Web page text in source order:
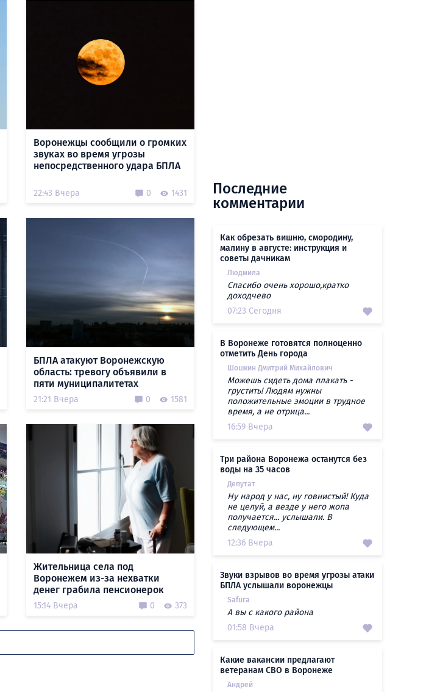
Воронежцы сообщили о громких
звуках во время угрозы
непосредственного удара БПЛА
22:43 Вчера 0 1431
БПЛА атакуют Воронежскую
область: тревогу объявили в
пяти муниципалитетах
21:21 Вчера 0 1581
Жительница села под
Воронежем из-за нехватки
денег грабила пенсионерок
15:14 Вчера 0 373
Последние
комментарии
Как обрезать вишню, смородину,
малину в августе: инструкция и
советы дачникам
Людмила
Спасибо очень хорошо,кратко
доходчево
07:23 Сегодня
В Воронеже готовятся полноценно
отметить День города
Шошкин Дмитрий Михайлович
Можешь сидеть дома плакать -
грустить! Людям нужны
положительные эмоции в трудное
время, а не отрица...
16:59 Вчера
Три района Воронежа останутся без
воды на 35 часов
Депутат
Ну народ у нас, ну говнистый! Куда
не целуй, а везде у него жопа
получается... услышали. В
следующем...
12:36 Вчера
Звуки взрывов во время угрозы атаки
БПЛА услышали воронежцы
Safura
А вы с какого района
01:58 Вчера
Какие вакансии предлагают
ветеранам СВО в Воронеже
Андрей